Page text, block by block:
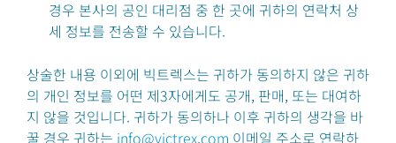
경우 본사의 공인 대리점 중 한 곳에 귀하의 연락처 상
세 정보를 전송할 수 있습니다.
상술한 내용 이외에 빅트렉스는 귀하가 동의하지 않은 귀하
의 개인 정보를 어떤 제3자에게도 공개, 판매, 또는 대여하
지 않을 것입니다. 귀하가 동의하나 이후 귀하의 생각을 바
꿀 경우 귀하는 info@victrex.com 이메일 주소로 연락하